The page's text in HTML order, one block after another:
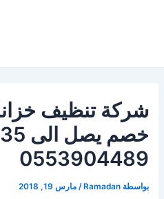
شركة تنظيف
0553904489
بواسطة Ramadan
/مارس 19, 2018